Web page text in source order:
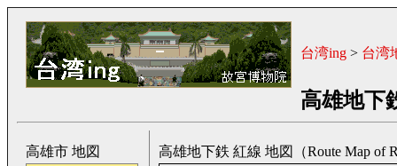
台湾ing > 台湾
高雄地下
高雄地下鉄 紅線 地図（Route Map of
高雄市 地図